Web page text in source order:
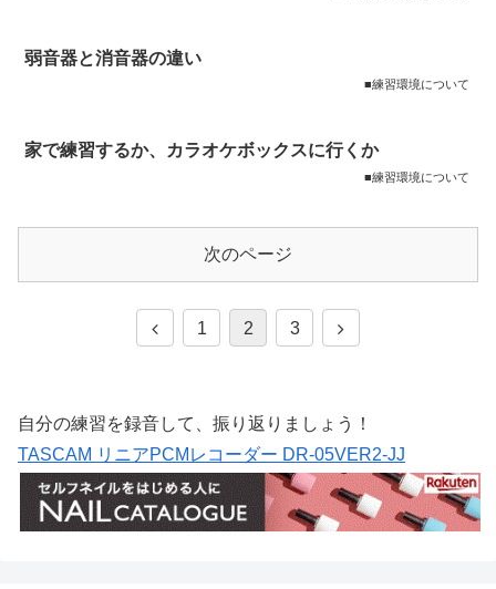
弱音器と消音器の違い
■練習環境について
家で練習するか、カラオケボックスに行くか
■練習環境について
次のページ
1 2 3
自分の練習を録音して、振り返りましょう！
TASCAM リニアPCMレコーダー DR-05VER2-JJ